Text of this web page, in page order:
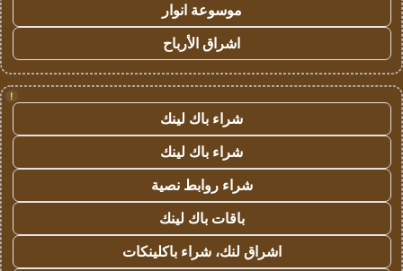
موسوعة انوار
اشراق الأرباح
!
شراء باك لينك
شراء باك لينك
شراء روابط نصية
باقات باك لينك
اشراق لنك، شراء باكلينكات